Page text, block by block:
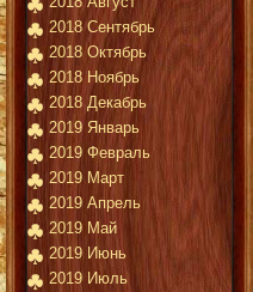
2018 Сентябрь
2018 Октябрь
2018 Ноябрь
2018 Декабрь
2019 Январь
2019 Февраль
2019 Март
2019 Апрель
2019 Май
2019 Июнь
2019 Июль